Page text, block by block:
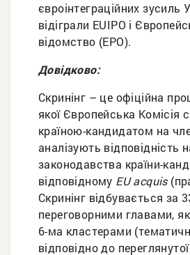
євроінтеграційних зусиль
відіграли EUIPO і
відомство (EPO).
Довідково:
Скринінг – це офіційна
якої Європейська Комісія
країною-кандидатом на
аналізують відповідність
законодавства країни-
відповідному EU acquis
Скринінг відбувається за
переговорними главами,
6-ма кластерами
відповідно до